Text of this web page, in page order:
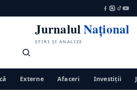
JurnalulNațional
ȘTIRI ȘI ANALIZE
Externe Afaceri Investiții